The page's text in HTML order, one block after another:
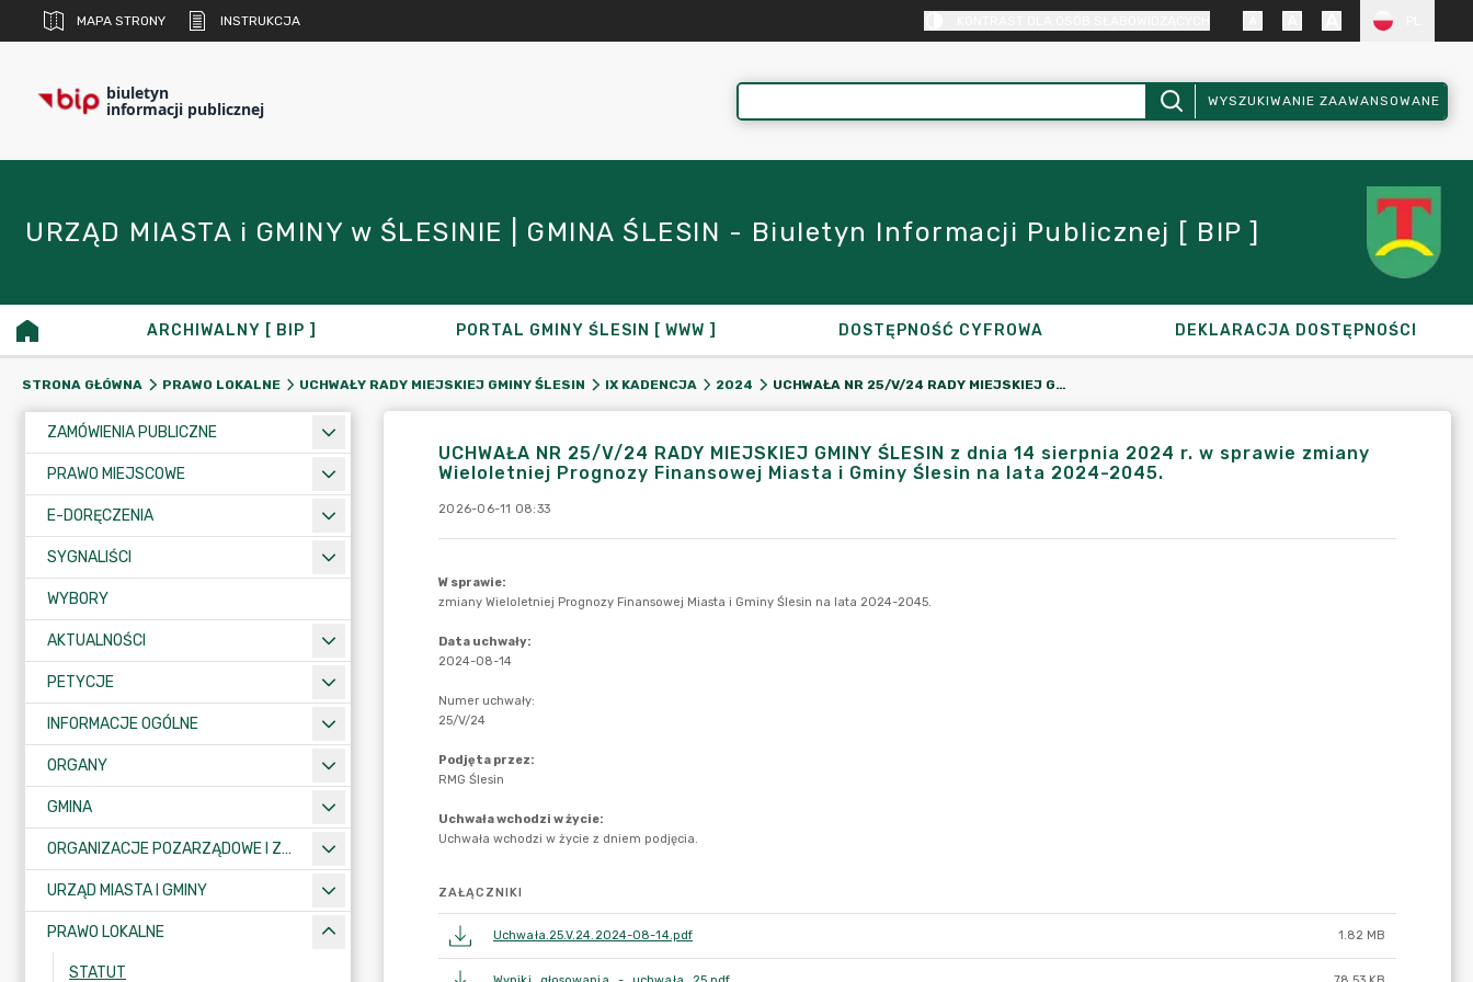
MAPA STRONY INSTRUKCJA
biuletyn
informacji publicznej WYSZUKIWANIE ZAAWANSOWANE
URZĄD MIASTA i GMINY w ŚLESINIE | GMINA ŚLESIN - Biuletyn Informacji Publicznej [ BIP ]
ARCHIWALNY [ BIP ] PORTAL GMINY ŚLESIN [ WWW ] DOSTĘPNOŚĆ CYFROWA DEKLARACJA DOSTĘPNOŚCI
STRONA GŁÓWNA PRAWO LOKALNE UCHWAŁY RADY MIEJSKIEJ GMINY ŚLESIN IX KADENCJA 2024 UCHWAŁA NR 25/V/24 RADY MIEJSKIEJ GMINY ŚLESIN Z DNIA 14 SIERPNIA 2024 R. W SPRAWIE ZMIANY WIELOLETNIEJ PROGNOZY FINANSOWEJ MIASTA I GMINY ŚLESIN NA LATA 2024-2045.
ZAMÓWIENIA PUBLICZNE
PRAWO MIEJSCOWE
E-DORĘCZENIA
SYGNALIŚCI
WYBORY
AKTUALNOŚCI
PETYCJE
INFORMACJE OGÓLNE
ORGANY
GMINA
ORGANIZACJE POZARZĄDOWE I ZWIĄZKI MIĘDZYGMINNE
URZĄD MIASTA I GMINY
PRAWO LOKALNE
STATUT
UCHWAŁA NR 25/V/24 RADY MIEJSKIEJ GMINY ŚLESIN z dnia 14 sierpnia 2024 r. w sprawie zmiany
Wieloletniej Prognozy Finansowej Miasta i Gminy Ślesin na lata 2024-2045.
2026-06-11 08:33
ZAŁĄCZNIKI
Uchwała.25.V.24.2024-08-14.pdf 1.82 MB